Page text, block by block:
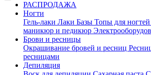
РАСПРОДАЖА
Ногти
Гель-лаки Лаки Базы Топы для ногтей
маникюр и педикюр
Брови и ресницы
Окрашивание бровей и ресниц
ресницами
Депиляция